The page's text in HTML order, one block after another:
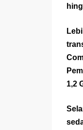
1,2